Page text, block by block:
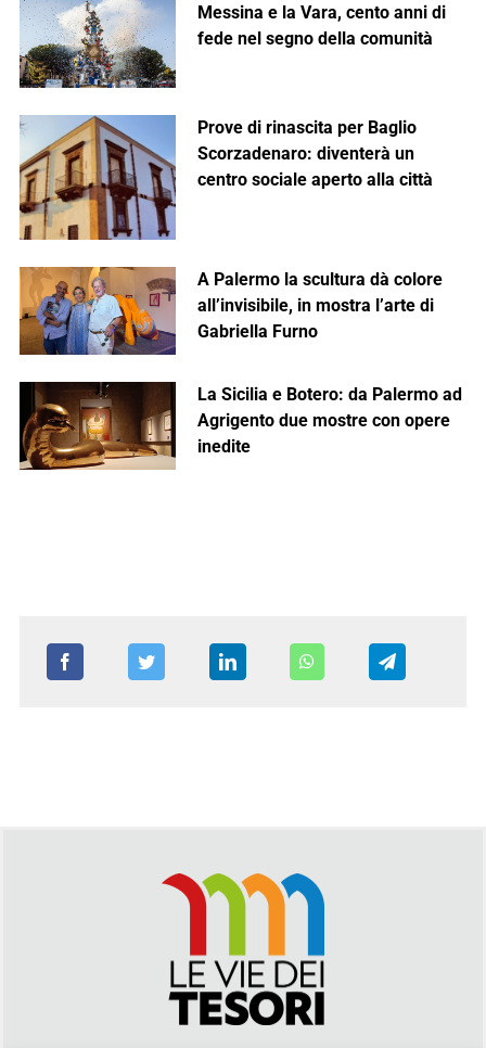
Messina e la Vara, cento anni di
fede nel segno della comunità
Prove di rinascita per Baglio
Scorzadenaro: diventerà un
centro sociale aperto alla città
A Palermo la scultura dà colore
all’invisibile, in mostra l’arte di
Gabriella Furno
La Sicilia e Botero: da Palermo ad
Agrigento due mostre con opere
inedite